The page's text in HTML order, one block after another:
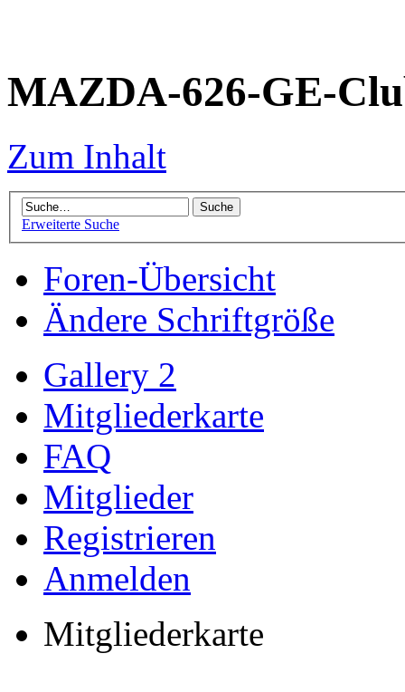
MAZDA-626-GE-
Zum Inhalt
Erweiterte Suche
Foren-Übersicht
Ändere Schriftgröße
Gallery 2
Mitgliederkarte
FAQ
Mitglieder
Registrieren
Anmelden
Mitgliederkarte